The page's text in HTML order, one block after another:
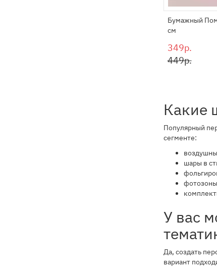
Бумажный
см
349р.
449р.
Какие
Популярный
сегменте:
шары в
У вас
Да, создать
вариант